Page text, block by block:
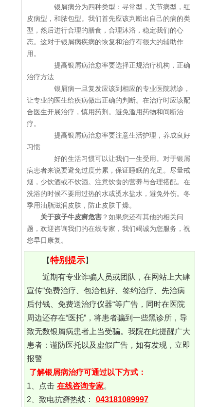
银屑病分为四种类型：寻常型，关节病型，红
皮病型，和脓包型。我们首先应该判断出自己的病的类
型，然后进行合理的膳食，合理沐浴，稳定我们的心
态。这对于银屑病疾病的恢复和治疗有很大的辅助作
用。
提高银屑病治愈率要选择正规治疗机构，正确
治疗方法
银屑病一旦复发应该到相应的专业医院就诊，
让专业的医生给疾病做出正确的判断。在治疗时应该配
合医生开展治疗，慎用药剂。避免滥用药物和间断治
疗。
提高银屑病治愈率要注意生活护理，养成良好
习惯
好的生活习惯可以让我们一生受用。对于银屑
病患者来说要避免过度劳累，保证睡眠的充足。尽量戒
烟，少饮酒或不饮酒。注意饮食的营养与合理搭配。在
洗浴的时候不要用过热的水或烫水盐水，避免外伤。冬
季用油脂滋润皮肤，防止皮肤干燥。
关于孩子牛皮癣危害 ？如果您还有其他的相关问
题，欢迎咨询我们的在线专家，我们竭诚为您服务，祝
您早日康复。
【特别提示】
近期有专业诈骗人员或团队，在网站上大肆
宣传“免费治疗、包治包好、签约治疗、先治病
后付钱、免费送治疗仪器“等广告，同时在医院
周边还存在“医托”，将患者骗到一些黑诊所，导
致无数银屑病患者上当受骗。我院在此提醒广大
患者：谨防医托以及虚假广告，如有发现，立即
报警
了解银屑病治疗可通过以下方式：
1、点击 在线咨询专家。
2、致电抗癣热线：
043181089997